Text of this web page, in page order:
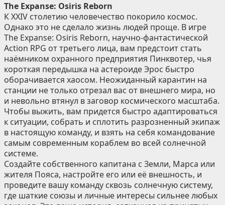
The Expanse: Osiris Reborn
К XXIV столетию человечество покорило космос.
Однако это не сделало жизнь людей проще. В игре
The Expanse: Osiris Reborn, научно-фантастической
Action RPG от третьего лица, вам предстоит стать
наёмником охранного предприятия Пинквотер, чья
короткая передышка на астероиде Эрос быстро
оборачивается хаосом. Неожиданный карантин на
станции не только отрезал вас от внешнего мира, но
и невольно втянул в заговор космического масштаба.
Чтобы выжить, вам придется быстро адаптироваться
к ситуации, собрать и сплотить разрозненный экипаж
в настоящую команду, и взять на себя командование
самым современным кораблем во всей солнечной
системе.
Создайте собственного капитана с Земли, Марса или
жителя Пояса, настройте его или её внешность, и
проведите вашу команду сквозь солнечную систему,
где шаткие союзы и личные интересы сильнее любых